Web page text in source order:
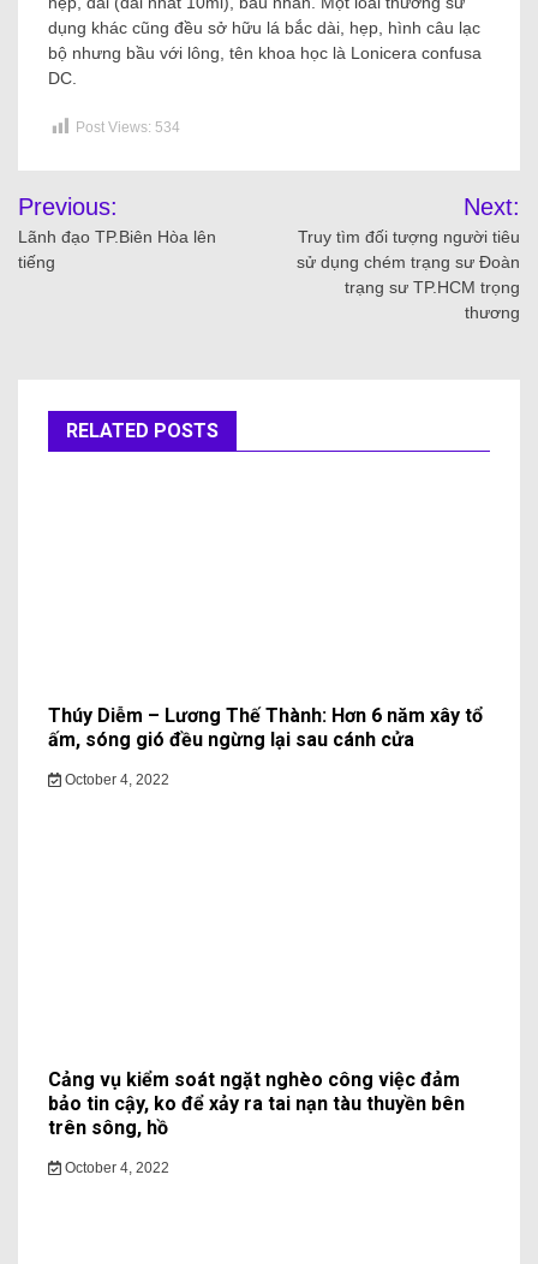
dụng khác cũng đều sở hữu lá bắc dài, hẹp, hình câu lạc
bộ nhưng bầu với lông, tên khoa học là Lonicera confusa
DC.
Post Views: 534
Previous:
Lãnh đạo TP.Biên Hòa lên
tiếng
Next:
Truy tìm đối tượng người tiêu
sử dụng chém trạng sư Đoàn
trạng sư TP.HCM trọng
thương
RELATED POSTS
Thúy Diễm – Lương Thế Thành: Hơn 6 năm xây tổ
ấm, sóng gió đều ngừng lại sau cánh cửa
October 4, 2022
Cảng vụ kiểm soát ngặt nghèo công việc đảm
bảo tin cậy, ko để xảy ra tai nạn tàu thuyền bên
trên sông, hồ
October 4, 2022